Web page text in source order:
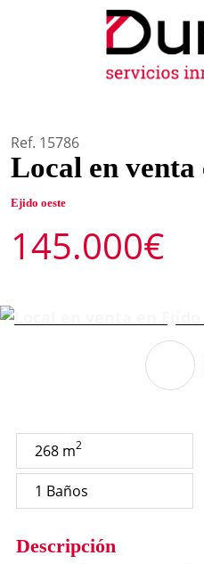
Ref. 15786
Local en venta
Ejido oeste
145.000€
268 m2
1 Baños
Descripción